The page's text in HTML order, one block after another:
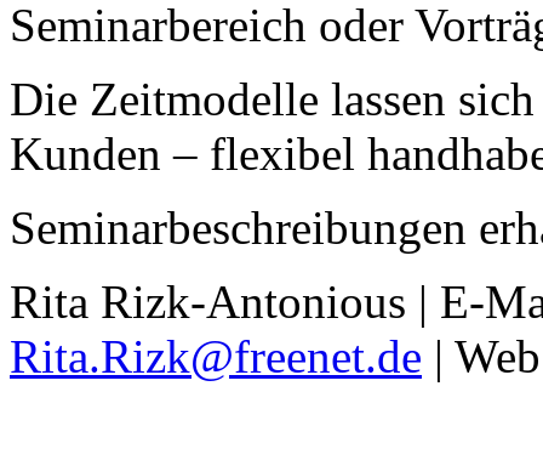
Seminarbereich oder
Die Zeitmodelle lassen
Kunden – flexibel
Seminarbeschreibungen
Rita Rizk-Antonious | E-
Rita.Rizk@freenet.de |